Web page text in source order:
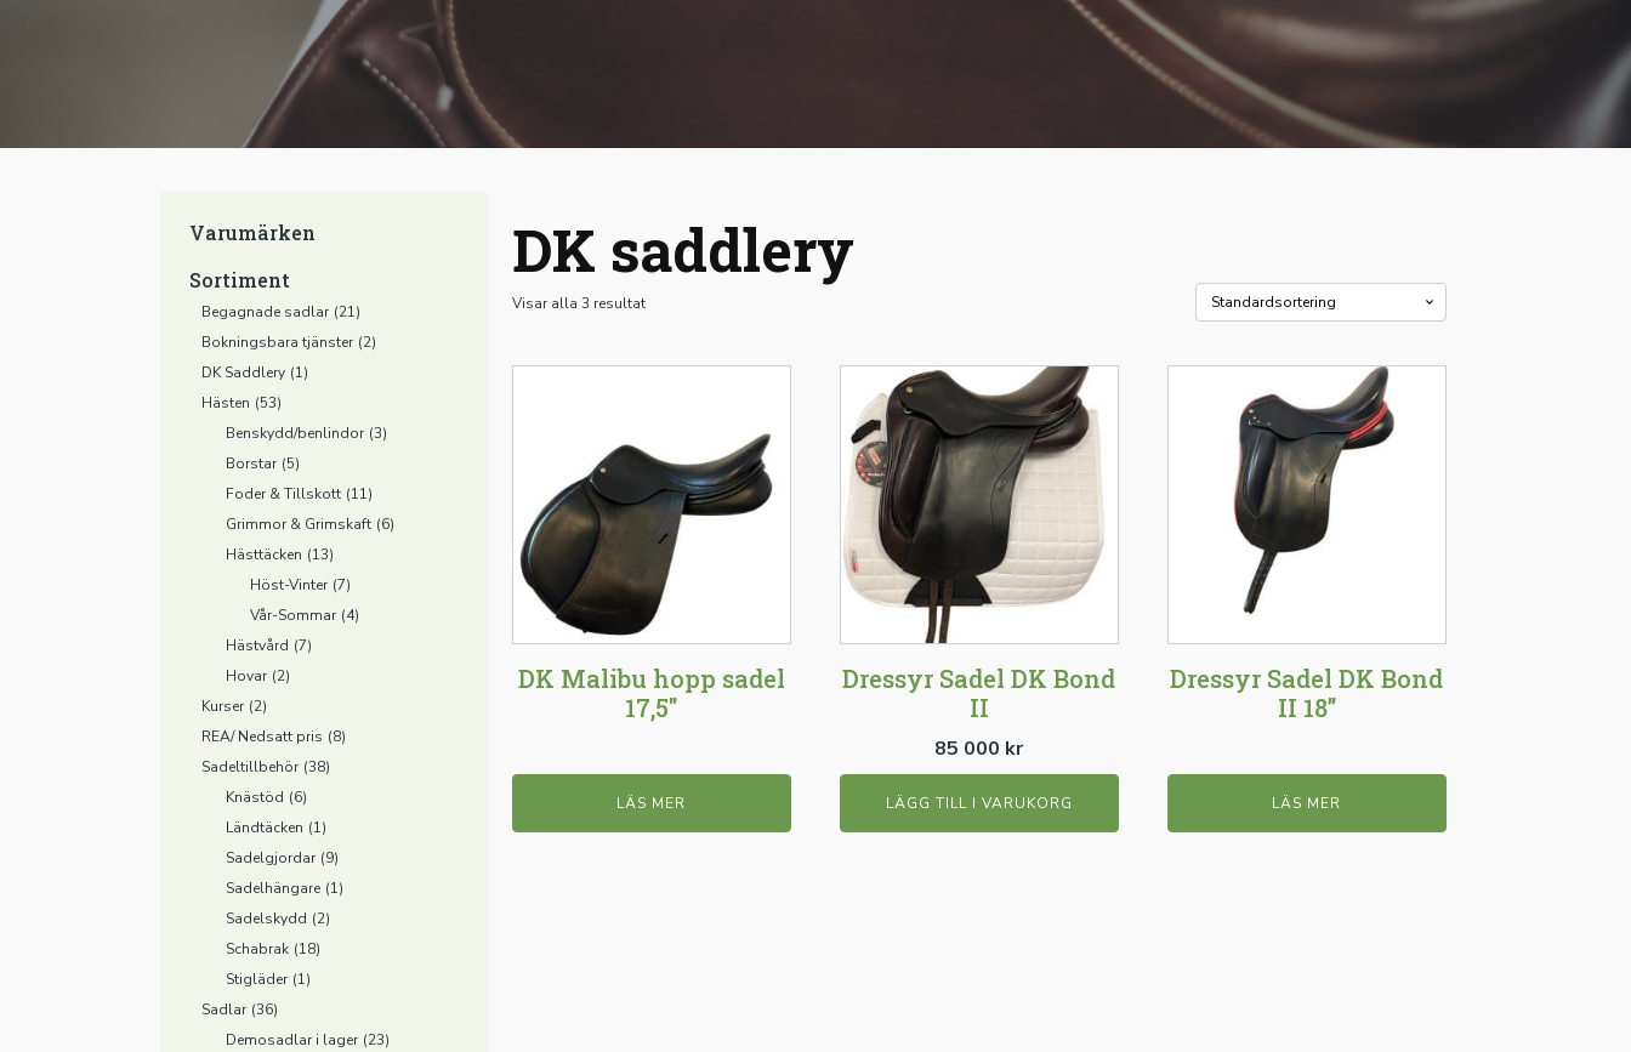
Varumärken
Sortiment
Begagnade sadlar (21)
Bokningsbara tjänster (2)
DK Saddlery (1)
Hästen (53)
Benskydd/benlindor (3)
Borstar (5)
Foder & Tillskott (11)
Grimmor & Grimskaft (6)
Hästtäcken (13)
Höst-Vinter (7)
Vår-Sommar (4)
Hästvård (7)
Hovar (2)
Kurser (2)
REA/ Nedsatt pris (8)
Sadeltillbehör (38)
Knästöd (6)
Ländtäcken (1)
Sadelgjordar (9)
Sadelhängare (1)
Sadelskydd (2)
Schabrak (18)
Stigläder (1)
Sadlar (36)
Demosadlar i lager (23)
DK saddlery
Visar alla 3 resultat
DK Malibu hopp sadel
17,5"
LÄS MER
Dressyr Sadel DK Bond
II
85 000 kr
LÄGG TILL I VARUKORG
Dressyr Sadel DK Bond
II 18”
LÄS MER